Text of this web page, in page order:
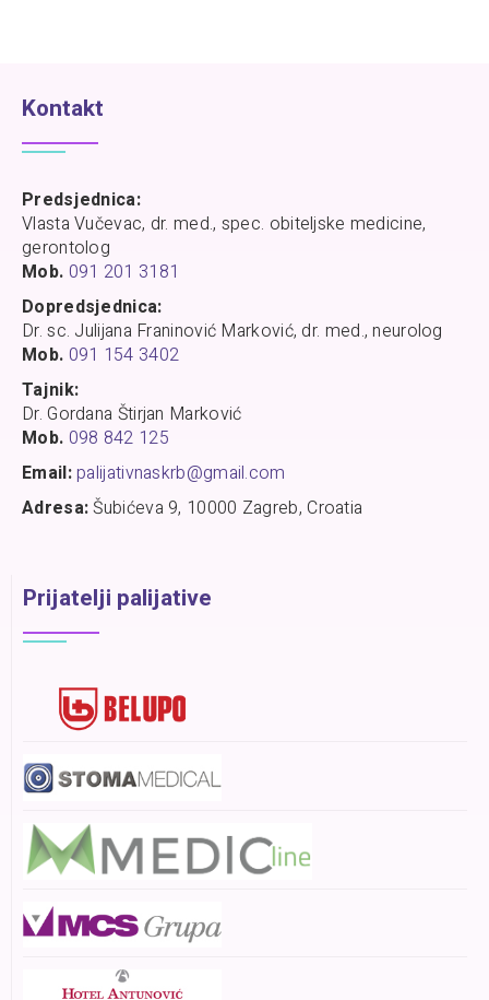
Kontakt
Predsjednica:
Vlasta Vučevac, dr. med., spec. obiteljske medicine,
gerontolog
Mob. 091 201 3181
Dopredsjednica:
Dr. sc. Julijana Franinović Marković, dr. med., neurolog
Mob. 091 154 3402
Tajnik:
Dr. Gordana Štirjan Marković
Mob. 098 842 125
Email:palijativnaskrb@gmail.com
Adresa:Šubićeva 9, 10000 Zagreb, Croatia
Prijatelji palijative